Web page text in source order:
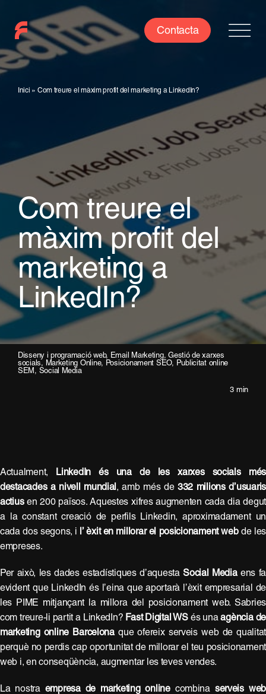
content
Contacta
Inici » Com treure el màxim profit del marketing a LinkedIn?
Com treure el
màxim profit del
marketing a
LinkedIn?
Disseny i programació web, Email Marketing,Gestió de xarxes
socials, Marketing Online, Posicionament SEO, Publicitat online
SEM , Social Media
3 min
Actualment,
LinkedIn és una de les xarxes socials més
destacades a nivell mundial , amb més de 332 milions d’usuaris
actiusen 200 països. Aquestes xifres augmenten cada dia degut
a la constant creació de perfils Linkedin, aproximadament un
cada dos segons, i
l’ èxit en millorar el posicionament webde les
empreses.
Per això, les dades estadístiques d’aquestaSocial Mediaens fa
evident que LinkedIn és l’eina que aportarà l’èxit empresarial de
les PIME mitjançant la millora del posicionament web. Sabries
com treure-li partit a LinkedIn? Fast Digital WSés unaagència de
marketing online Barcelonaque ofereix serveis web de qualitat
perquè no perdis cap oportunitat de millorar el teu posicionament
web i, en conseqüència, augmentar les teves vendes.
La nostra empresa de marketing onlinecombina serveis web